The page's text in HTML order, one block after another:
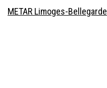
METAR Limoges-Bellegarde